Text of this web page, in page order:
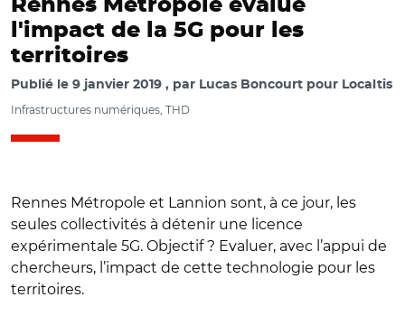
Rennes Métropole évalue
l'impact de la 5G pour les
territoires
Publié le 9 janvier 2019 par Lucas Boncourt pour Localtis
Infrastructures numériques, THD
Rennes Métropole et Lannion sont, à ce jour, les
seules collectivités à détenir une licence
expérimentale 5G. Objectif ? Evaluer, avec l’appui de
chercheurs, l’impact de cette technologie pour les
territoires.